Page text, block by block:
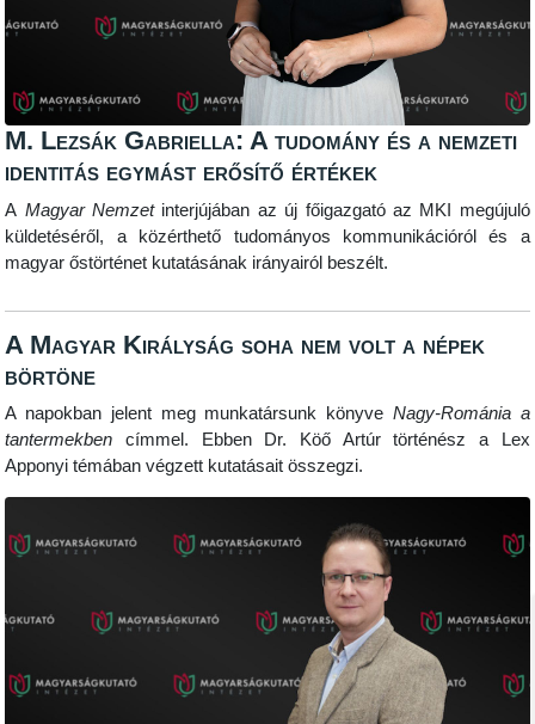
M. Lezsák Gabriella: A tudomány és a nemzeti
identitás egymást erősítő értékek
A Magyar Nemzetinterjújában az új főigazgató az MKI megújuló
küldetéséről, a közérthető tudományos kommunikációról és a
magyar őstörténet kutatásának irányairól beszélt.
A Magyar Királyság soha nem volt a népek
börtöne
A napokban jelent meg munkatársunk könyve Nagy-Románia a
tantermekben címmel. Ebben Dr. Köő Artúr történész a Lex
Apponyi témában végzett kutatásait összegzi.